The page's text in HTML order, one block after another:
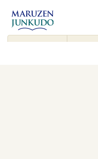
コンテンツ
に進む
▾